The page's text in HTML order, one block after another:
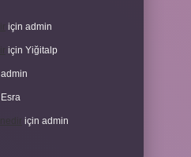
için admin
için Yiğitalp
admin
Esra
için admin